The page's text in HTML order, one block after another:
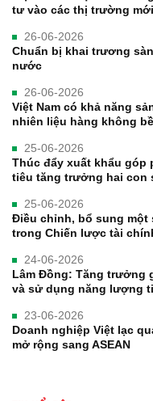
tư vào các thị trường
26-06-2026
Chuẩn bị khai trương
nước
26-06-2026
Việt Nam có khả năng
nhiên liệu hàng không
25-06-2026
Thúc đẩy xuất khẩu góp
tiêu tăng trưởng hai con
25-06-2026
Điều chỉnh, bổ sung một
trong Chiến lược tài
24-06-2026
Lâm Đồng: Tăng trưởng
và sử dụng năng lượng
23-06-2026
Doanh nghiệp Việt lạc
mở rộng sang ASEAN